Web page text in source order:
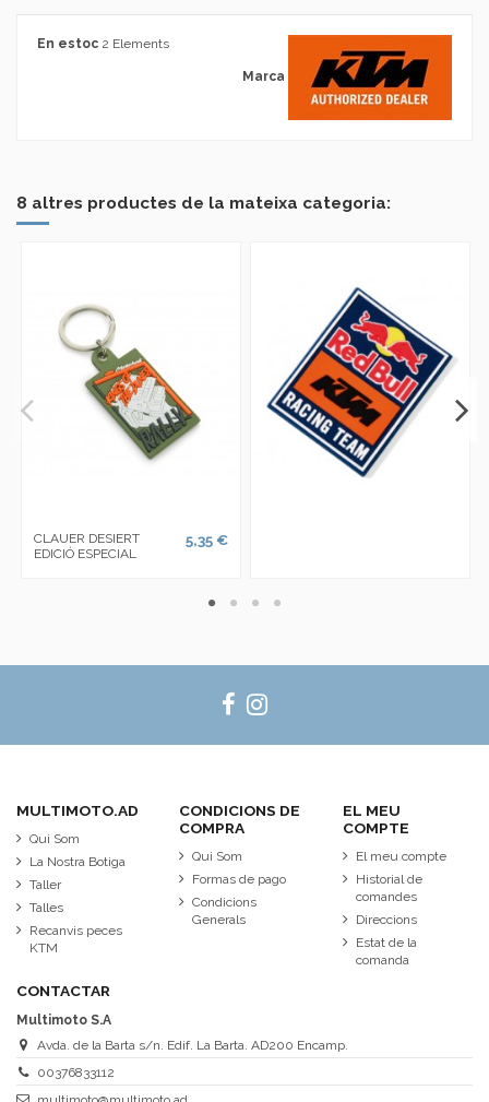
Marca
En estoc 2 Elements
8 altres productes de la mateixa categoria:
CLAUER DESIERT
EDICIÓ ESPECIAL
5,35 €
MULTIMOTO.AD
Qui Som
La Nostra Botiga
Taller
Talles
Recanvis peces
KTM
CONDICIONS DE
COMPRA
Qui Som
Formas de pago
Condicions
Generals
EL MEU
COMPTE
El meu compte
Historial de
comandes
Direccions
Estat de la
comanda
CONTACTAR
Multimoto S.A
Avda. de la Barta s/n. Edif. La Barta. AD200 Encamp.
00376833112